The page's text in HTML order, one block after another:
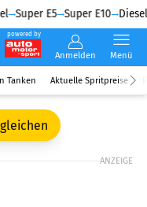
Super E5 Super E10 Diesel
powered by
Anmelden Menü
Tanken Aktuelle Spritpreise
ANZEIGE